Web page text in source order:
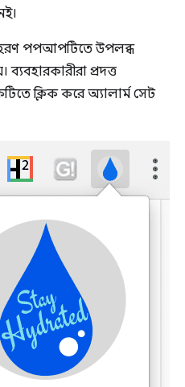
পপআপটিতে উপলব্ধ
প্রদত্ত
ক্লিক করে অ্যালার্ম সেট